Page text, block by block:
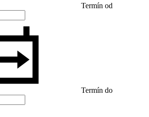
Termín od
Termín do